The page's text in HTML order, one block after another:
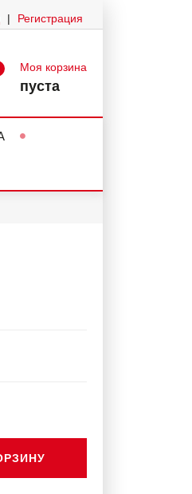
| Регистрация
Моя корзина
пуста